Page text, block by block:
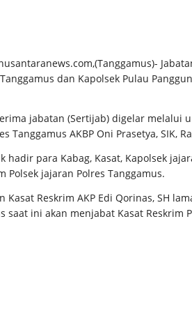
dan Kapolsek Pulau
jabatan (Sertijab) digelar melalui
Tanggamus AKBP Oni Prasetya, SIK,
hadir para Kabag, Kasat, Kapolsek
Polsek jajaran Polres Tanggamus.
Kasat Reskrim AKP Edi Qorinas, SH
saat ini akan menjabat Kasat Reskrim